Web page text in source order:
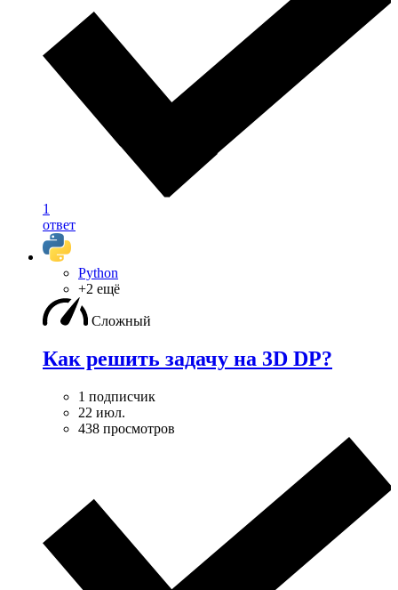
1
ответ
Python
+2 ещё
Сложный
Как решить задачу на 3D DP?
1 подписчик
22 июл.
438 просмотров